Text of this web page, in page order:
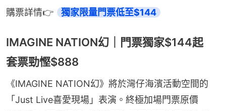
購票詳情👉 獨家限量門票低至$144
IMAGINE NATION幻｜門票獨家$144起
套票勁慳$888
《IMAGINE NATION幻》將於灣仔海濱活動空間的
「Just Live喜愛現場」表演。終極加場門票原價